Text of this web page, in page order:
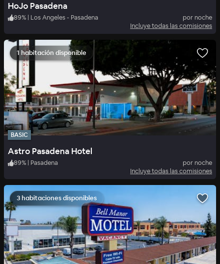
HoJo Pasadena
89% | Los Angeles - Pasadena
por noche
Incluye todas las comisiones
1 habitación disponible
BASIC
Astro Pasadena Hotel
89% | Pasadena
por noche
Incluye todas las comisiones
3 habitaciones disponibles